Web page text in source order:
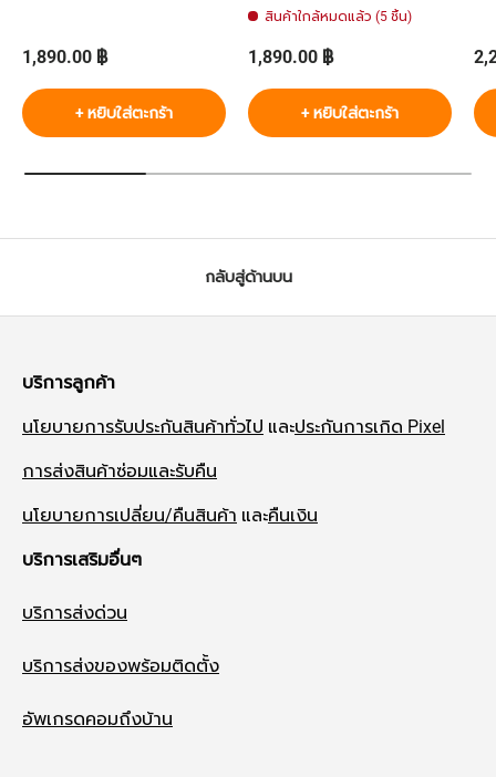
ราคาปกติ
1,890.00 ฿
+ หยิบใส่ตะกร้า
สินค้าใกล้หมดแล้ว (5 ชิ้น)
ราคาปกติ
1,890.00 ฿
+ หยิบใส่ตะกร้า
ร
กลับสู่ด้านบน
บริการลูกค้า
นโยบายการรับประกันสินค้าทั่วไป และประกันการเกิด Pixel
การส่งสินค้าซ่อมและรับคืน
นโยบายการเปลี่ยน/คืนสินค้า และคืนเงิน
บริการเสริมอื่นๆ
บริการส่งด่วน
บริการส่งของพร้อมติดตั้ง
อัพเกรดคอมถึงบ้าน